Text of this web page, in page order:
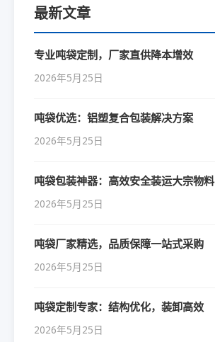
最新文章
专业吨袋定制，厂家直供降本增效
2026年5月25日
吨袋优选：铝塑复合包装解决方案
2026年5月25日
吨袋包装神器：高效安全装运大宗物料
2026年5月25日
吨袋厂家精选，品质保障一站式采购
2026年5月25日
吨袋定制专家：结构优化，装卸高效
2026年5月25日